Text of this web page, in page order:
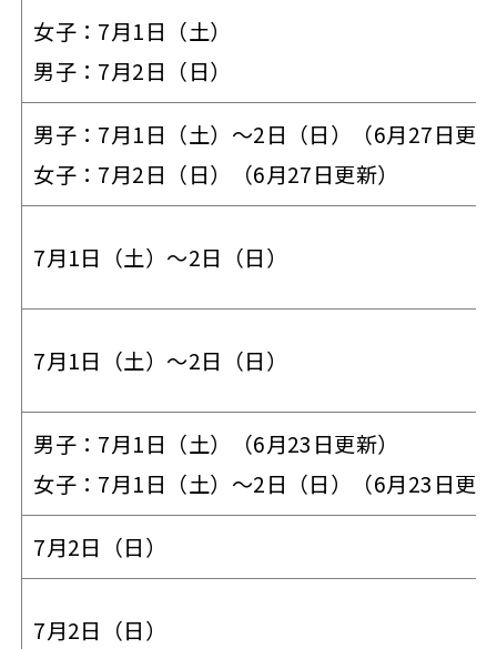
女子：7月1日（土）
男子：7月2日（日）
男子：7月1日（土）～2日（日）（6月27日更
女子：7月2日（日）（6月27日更新）
7月1日（土）～2日（日）
7月1日（土）～2日（日）
男子：7月1日（土）（6月23日更新）
女子：7月1日（土）～2日（日）（6月23日更
7月2日（日）
7月2日（日）